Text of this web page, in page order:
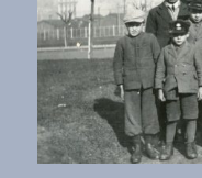
Lata 30, Buenos Aires.